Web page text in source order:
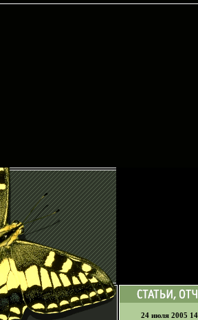
24 июля 2005